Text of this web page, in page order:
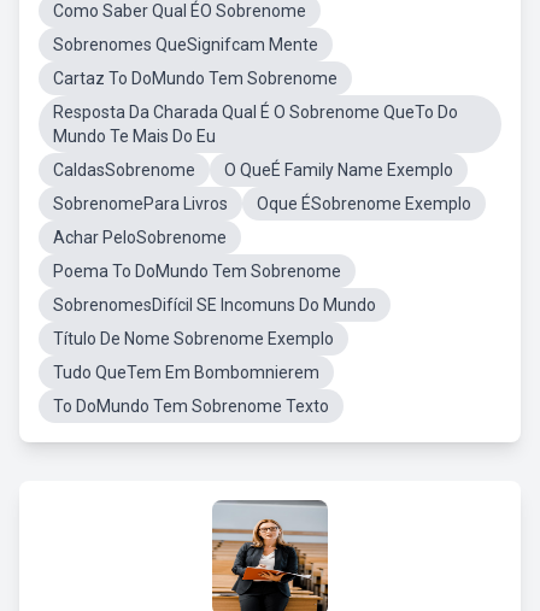
Como Saber Qual ÉO Sobrenome
Sobrenomes QueSignifcam Mente
Cartaz To DoMundo Tem Sobrenome
Resposta Da Charada Qual É O Sobrenome QueTo Do
Mundo Te Mais Do Eu
CaldasSobrenome
O QueÉ Family Name Exemplo
SobrenomePara Livros
Oque ÉSobrenome Exemplo
Achar PeloSobrenome
Poema To DoMundo Tem Sobrenome
SobrenomesDifícil SE Incomuns Do Mundo
Título De Nome Sobrenome Exemplo
Tudo QueTem Em Bombomnierem
To DoMundo Tem Sobrenome Texto